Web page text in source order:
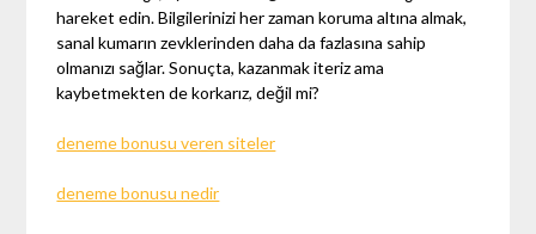
hareket edin. Bilgilerinizi her zaman koruma altına almak,
sanal kumarın zevklerinden daha da fazlasına sahip
olmanızı sağlar. Sonuçta, kazanmak iteriz ama
kaybetmekten de korkarız, değil mi?
deneme bonusu veren siteler
deneme bonusu nedir